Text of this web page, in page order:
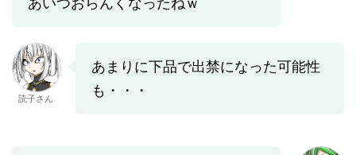
読子さん
あまりに下品で出禁になった可能性
も・・・